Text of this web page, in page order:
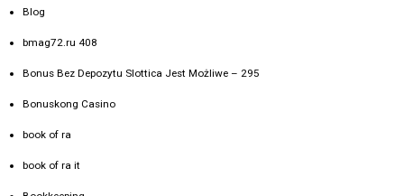
Blog
bmag72.ru 408
Bonus Bez Depozytu Slottica Jest Możliwe – 295
Bonuskong Casino
book of ra
book of ra it